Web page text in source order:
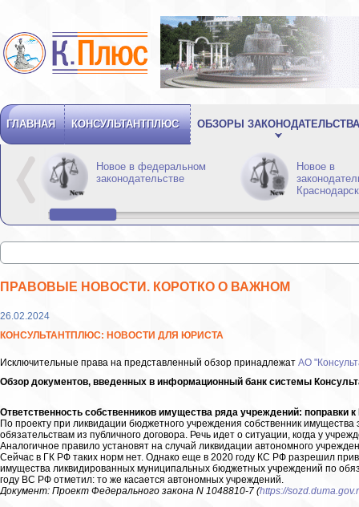
ГЛАВНАЯ КОНСУЛЬТАНТПЛЮС ОБЗОРЫ ЗАКОНОДАТЕЛЬСТВА
Новое в федеральном
законодательстве
Новое в
ПРАВОВЫЕ НОВОСТИ. КОРОТКО О ВАЖНОМ
26.02.2024
КОНСУЛЬТАНТПЛЮС: НОВОСТИ ДЛЯ ЮРИСТА
Исключительные права на представленный обзор принадлежат АО
Обзор документов, введенных в информационный банк системы
Ответственность собственников имущества ряда учреждений: поправки
По проекту при ликвидации бюджетного учреждения собственник имущества
обязательствам из публичного договора. Речь идет о ситуации, когда у
Аналогичное правило установят на случай ликвидации автономного
Сейчас в ГК РФ таких норм нет. Однако еще в 2020 году КС РФ разрешил
имущества ликвидированных муниципальных бюджетных учреждений по
году ВС РФ отметил: то же касается автономных учреждений.
Документ: Проект Федерального закона N 1048810-7 (https://